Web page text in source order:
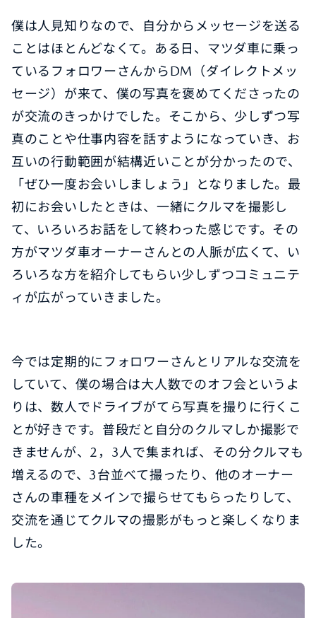
僕は人見知りなので、自分からメッセージを送る
ことはほとんどなくて。ある日、マツダ車に乗っ
ているフォロワーさんからDM（ダイレクトメッ
セージ）が来て、僕の写真を褒めてくださったの
が交流のきっかけでした。そこから、少しずつ写
真のことや仕事内容を話すようになっていき、お
互いの行動範囲が結構近いことが分かったので、
「ぜひ一度お会いしましょう」となりました。最
初にお会いしたときは、一緒にクルマを撮影し
て、いろいろお話をして終わった感じです。その
方がマツダ車オーナーさんとの人脈が広くて、い
ろいろな方を紹介してもらい少しずつコミュニテ
ィが広がっていきました。
今では定期的にフォロワーさんとリアルな交流を
していて、僕の場合は大人数でのオフ会というよ
りは、数人でドライブがてら写真を撮りに行くこ
とが好きです。普段だと自分のクルマしか撮影で
きませんが、2，3人で集まれば、その分クルマも
増えるので、3台並べて撮ったり、他のオーナー
さんの車種をメインで撮らせてもらったりして、
交流を通じてクルマの撮影がもっと楽しくなりま
した。